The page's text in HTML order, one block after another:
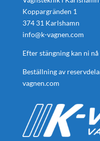
Koppargränden 1
374 31 Karlshamn
info@k-vagnen.com
Efter stängning kan ni
Beställning av
vagnen.com